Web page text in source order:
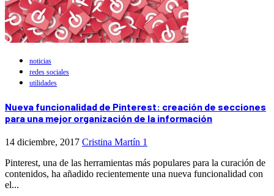
noticias
redes sociales
utilidades
Nueva funcionalidad de Pinterest: creación de secciones
para una mejor organización de la información
14 diciembre, 2017 Cristina Martín 1
Pinterest, una de las herramientas más populares para la curación de
contenidos, ha añadido recientemente una nueva funcionalidad con
el...